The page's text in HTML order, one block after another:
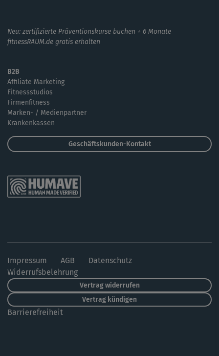
Neu: zertifizierte Präventionskurse buchen + 6 Monate
fitnessRAUM.de gratis erhalten
B2B
Affiliate Marketing
Fitnessstudios
Firmenfitness
Marken- / Medienpartner
Krankenkassen
Geschäftskunden-Kontakt
Impressum AGB
Datenschutz
Widerrufsbelehrung
Vertrag widerrufen
Vertrag kündigen
Barrierefreiheit